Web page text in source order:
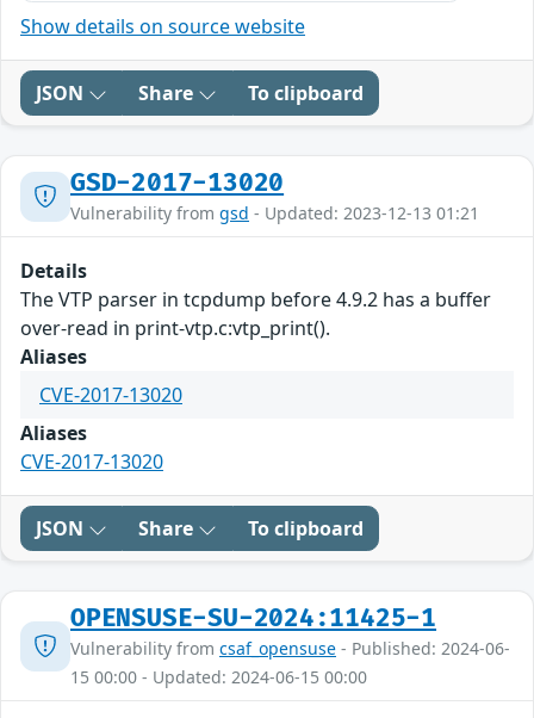
Show details on source website
JSON Share To clipboard
GSD-2017-13020
Vulnerability from gsd - Updated: 2023-12-13 01:21
Details
The VTP parser in tcpdump before 4.9.2 has a buffer
over-read in print-vtp.c:vtp_print().
Aliases
CVE-2017-13020
Aliases
CVE-2017-13020
JSON Share To clipboard
OPENSUSE-SU-2024:11425-1
Vulnerability from csaf_opensuse - Published: 2024-06-
15 00:00 - Updated: 2024-06-15 00:00